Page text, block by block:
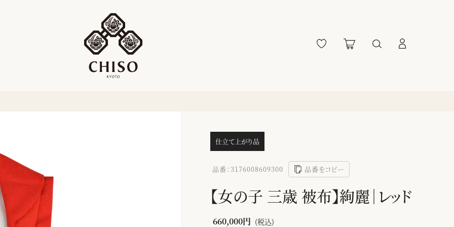
仕立て上がり品
品番：3176008609300 品番をコピー
【女の子 三歳 被布】絢麗｜レッド
660,000円 (税込)